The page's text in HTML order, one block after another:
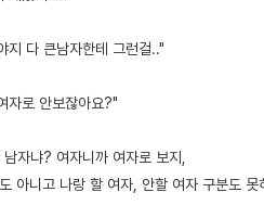
지 다 큰남자한테 그런걸.."
자로 안보잖아요?"
자냐? 여자니까 여자로 보지,
아니고 나랑 할 여자, 안할 여자 구분도 못